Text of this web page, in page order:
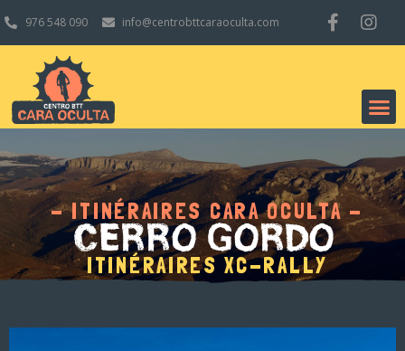
976 548 090 info@centrobttcaraoculta.com
- ITINÉRAIRES CARA OCULTA -
CERRO GORDO
ITINÉRAIRES XC-RALLY